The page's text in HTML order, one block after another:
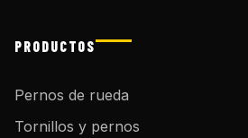
PRODUCTOS
Pernos de rueda
Tornillos y pernos